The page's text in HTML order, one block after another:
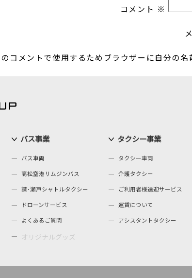
コメント ※
コメントで使用するためブラウザーに自分の名
バス事業
バス車両
高松空港リムジンバス
讃･瀬戸シャトルタクシー
ドローンサービス
よくあるご質問
オリジナルグッズ
タクシー事業
タクシー車両
介護タクシー
ご利用者様送迎サービス
運賃について
アシスタントタクシー